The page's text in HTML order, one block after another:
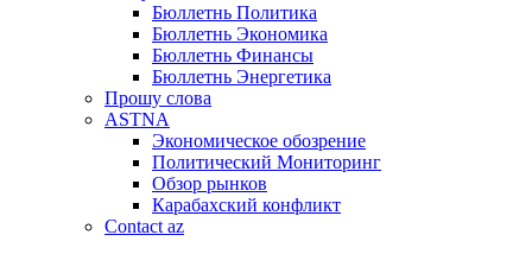
Бюллетнь Политика
Бюллетнь Экономика
Бюллетнь Финансы
Бюллетнь Энергетика
Прошу слова
ASTNA
Экономическое обозрение
Политический Мониторинг
Обзор рынков
Карабахский конфликт
Contact az